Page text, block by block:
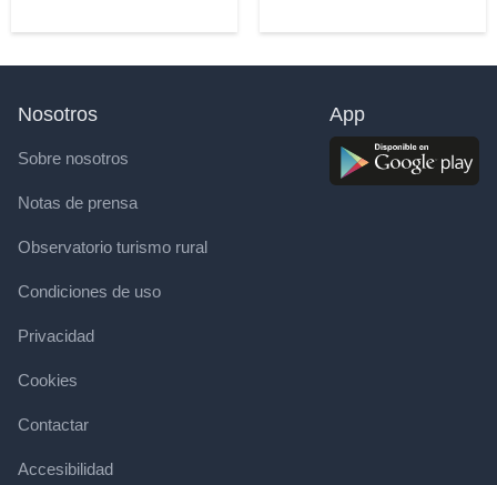
Nosotros
Sobre nosotros
Notas de prensa
Observatorio turismo rural
Condiciones de uso
Privacidad
Cookies
Contactar
Accesibilidad
App